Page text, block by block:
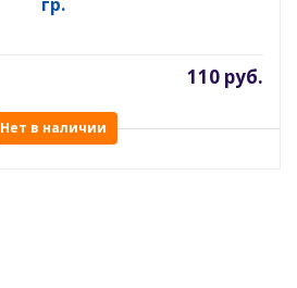
110 руб.
Нет в наличии